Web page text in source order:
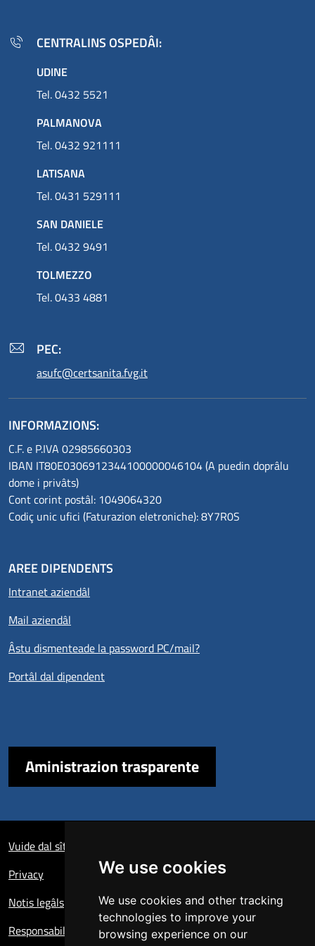
We use cookies
We use cookies and other tracking
technologies to improve your
browsing experience on our
CENTRALINS OSPEDÂI:
UDINE
Tel. 0432 5521
PALMANOVA
Tel. 0432 921111
LATISANA
Tel. 0431 529111
SAN DANIELE
Tel. 0432 9491
TOLMEZZO
Tel. 0433 4881
PEC:
asufc@certsanita.fvg.it
INFORMAZIONS:
C.F. e P.IVA 02985660303
IBAN IT80E0306912344100000046104 (A puedin doprâlu
dome i privâts)
Cont corint postâl: 1049064320
Codiç unic ufici (Faturazion eletroniche): 8Y7R0S
AREE DIPENDENTS
Intranet aziendâl
Mail aziendâl
Âstu dismenteade la password PC/mail?
Portâl dal dipendent
Aministrazion trasparente
Vuide dal sît
Privacy
Notis legâls
Responsabil dal sît